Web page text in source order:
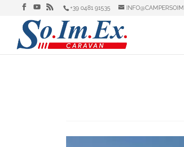
+39 0481 91535